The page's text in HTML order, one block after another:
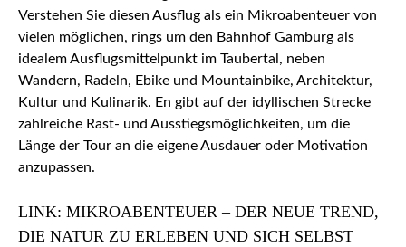
Verstehen Sie diesen Ausflug als ein Mikroabenteuer von
vielen möglichen, rings um den Bahnhof Gamburg als
idealem Ausflugsmittelpunkt im Taubertal, neben
Wandern, Radeln, Ebike und Mountainbike, Architektur,
Kultur und Kulinarik. En gibt auf der idyllischen Strecke
zahlreiche Rast- und Ausstiegsmöglichkeiten, um die
Länge der Tour an die eigene Ausdauer oder Motivation
anzupassen.
LINK: MIKROABENTEUER – DER NEUE TREND,
DIE NATUR ZU ERLEBEN UND SICH SELBST